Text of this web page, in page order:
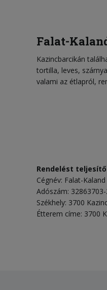
Falat-
Kazincbarcikán
tortilla, leves,
valami az étlapról,
Rendelést
Cégnév: Falat-
Adószám:
Székhely: 3700
Étterem címe: 3700